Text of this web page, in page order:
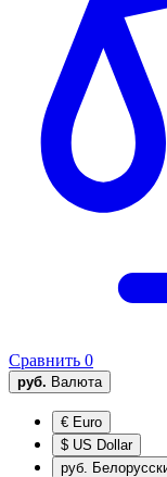
Сравнить 0
руб. Валюта
€ Euro
$ US Dollar
руб.